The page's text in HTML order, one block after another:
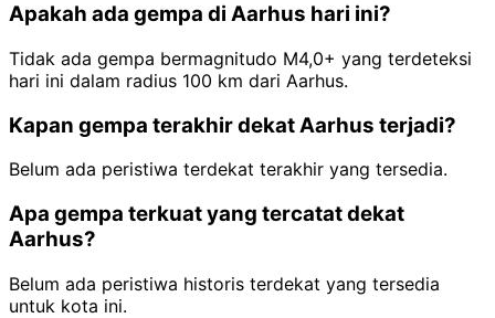
Apakah ada gempa di Aarhus hari ini?
Tidak ada gempa bermagnitudo M4,0+ yang terdeteksi
hari ini dalam radius 100 km dari Aarhus.
Kapan gempa terakhir dekat Aarhus terjadi?
Belum ada peristiwa terdekat terakhir yang tersedia.
Apa gempa terkuat yang tercatat dekat
Aarhus?
Belum ada peristiwa historis terdekat yang tersedia
untuk kota ini.